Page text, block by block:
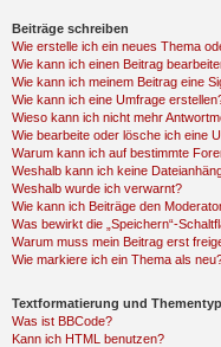
Beiträge schreiben
Wie erstelle ich ein neues Thema
Wie kann ich einen Beitrag
Wie kann ich meinem Beitrag eine
Wie kann ich eine Umfrage
Wieso kann ich nicht mehr
Wie bearbeite oder lösche ich eine
Warum kann ich auf bestimmte
Weshalb kann ich keine
Weshalb wurde ich verwarnt?
Wie kann ich Beiträge den
Was bewirkt die „Speichern“-
Warum muss mein Beitrag erst
Wie markiere ich ein Thema als
Textformatierung und
Was ist BBCode?
Kann ich HTML benutzen?